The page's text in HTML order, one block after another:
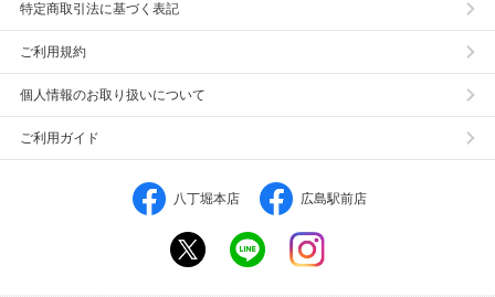
特定商取引法に基づく表記
ご利用規約
個人情報のお取り扱いについて
ご利用ガイド
八丁堀本店 広島駅前店